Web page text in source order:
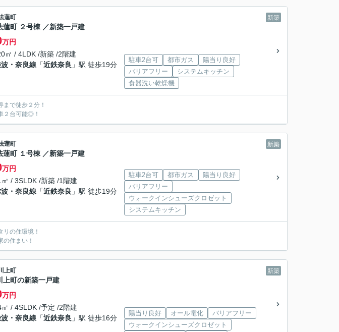
新築
蓮町
蓮町 ２号棟 ／新築一戸建
万円
㎡ / 4LDK /新築 /2階建
・奈良線 「近鉄奈良 」駅 徒歩19分
駐車2台可 都市ガス
陽当り良好
バリアフリー
システムキッチン
食器洗い乾燥機
で徒歩２分！
２台可能◎！
新築
蓮町
蓮町 １号棟 ／新築一戸建
万円
/ 3SLDK /新築 /1階建
・奈良線 「近鉄奈良 」駅 徒歩19分
駐車2台可 都市ガス
陽当り良好
バリアフリー
ウォークインシューズクロゼット
システムキッチン
の住環境！
住まい！
新築
上町
上町の新築一戸建
万円
/ 4SLDK /予定 /2階建
・奈良線 「近鉄奈良 」駅 徒歩16分
陽当り良好 オール電化
バリアフリー
ウォークインシューズクロゼット